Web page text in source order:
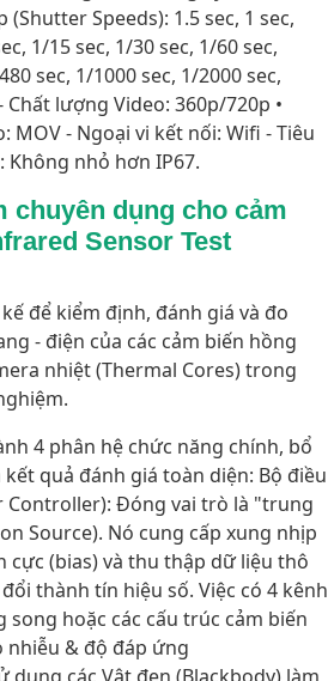
(Shutter Speeds): 1.5 sec, 1 sec,
1/15 sec, 1/30 sec, 1/60 sec,
sec, 1/1000 sec, 1/2000 sec,
Chất lượng Video: 360p/720p •
MOV - Ngoại vi kết nối: Wifi - Tiêu
nhỏ hơn IP67.
chuyên dụng cho cảm
Sensor Test
để kiểm định, đánh giá và đo
- điện của các cảm biến hồng
nhiệt (Thermal Cores) trong
4 phân hệ chức năng chính, bổ
quả đánh giá toàn diện: Bộ điều
Controller): Đóng vai trò là "trung
Source). Nó cung cấp xung nhịp
cực (bias) và thu thập dữ liệu thô
thành tín hiệu số. Việc có 4 kênh
song hoặc các cấu trúc cảm biến
nhiễu & độ đáp ứng